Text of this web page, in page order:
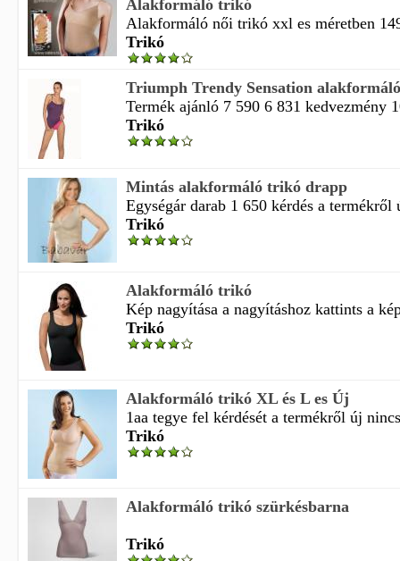
Alakformáló trikó
Alakformáló női trikó xxl es méretben
Trikó
Triumph Trendy Sensation
Termék ajánló 7 590 6 831 kedvezmény
Trikó
Mintás alakformáló trikó drapp
Egységár darab 1 650 kérdés a termékről
Trikó
Alakformáló trikó
Kép nagyítása a nagyításhoz kattints a
Trikó
Alakformáló trikó XL és L es Új
1aa tegye fel kérdését a termékről új
Trikó
Alakformáló trikó szürkésbarna
Trikó